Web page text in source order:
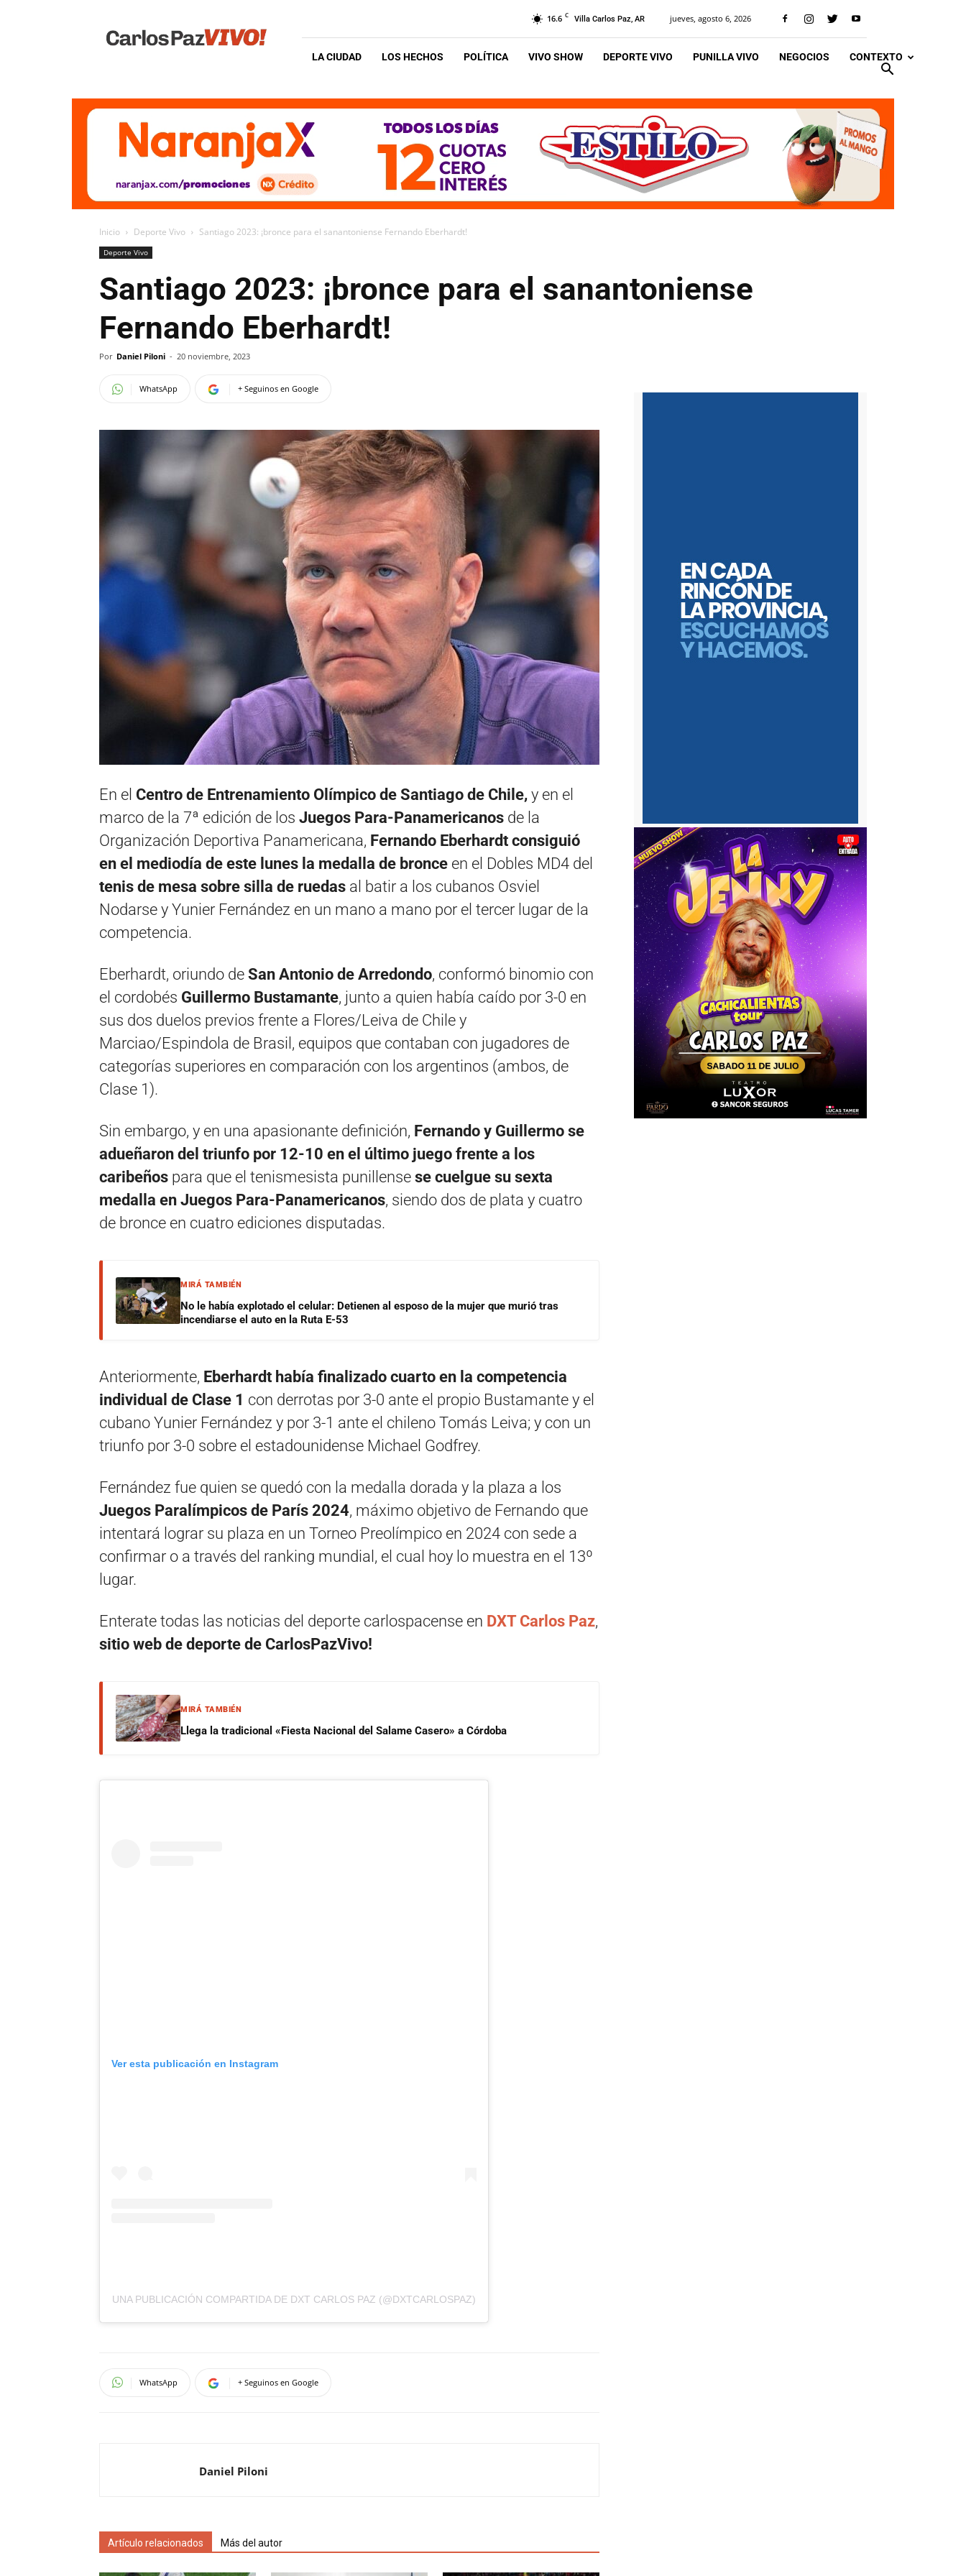
Vivo
16.6 C Villa Carlos Paz, AR jueves, agosto 6, 2026
LA CIUDAD LOS HECHOS POLÍTICA VIVO SHOW DEPORTE VIVO PUNILLA VIVO NEGOCIOS CONTEXTO
Inicio Deporte Vivo Santiago 2023: ¡bronce para el sanantoniense Fernando Eberhardt!
Deporte Vivo
Santiago 2023: ¡bronce para el sanantoniense
Fernando Eberhardt!
Por Daniel Piloni - 20 noviembre, 2023
WhatsApp + Seguinos en Google
En el Centro de Entrenamiento Olímpico de Santiago de Chile, y en el
marco de la 7ª edición de los Juegos Para-Panamericanos de la
Organización Deportiva Panamericana, Fernando Eberhardt consiguió
en el mediodía de este lunes la medalla de bronce en el Dobles MD4 del
tenis de mesa sobre silla de ruedas al batir a los cubanos Osviel
Nodarse y Yunier Fernández en un mano a mano por el tercer lugar de la
competencia.
Eberhardt, oriundo de San Antonio de Arredondo, conformó binomio con
el cordobés Guillermo Bustamante, junto a quien había caído por 3-0 en
sus dos duelos previos frente a Flores/Leiva de Chile y
Marciao/Espindola de Brasil, equipos que contaban con jugadores de
categorías superiores en comparación con los argentinos (ambos, de
Clase 1).
Sin embargo, y en una apasionante definición, Fernando y Guillermo se
adueñaron del triunfo por 12-10 en el último juego frente a los
caribeños para que el tenismesista punillense se cuelgue su sexta
medalla en Juegos Para-Panamericanos, siendo dos de plata y cuatro
de bronce en cuatro ediciones disputadas.
MIRÁ TAMBIÉN
No le había explotado el celular: Detienen al esposo de la mujer que murió tras
incendiarse el auto en la Ruta E-53
Anteriormente, Eberhardt había finalizado cuarto en la competencia
individual de Clase 1 con derrotas por 3-0 ante el propio Bustamante y el
cubano Yunier Fernández y por 3-1 ante el chileno Tomás Leiva; y con un
triunfo por 3-0 sobre el estadounidense Michael Godfrey.
Fernández fue quien se quedó con la medalla dorada y la plaza a los
Juegos Paralímpicos de París 2024, máximo objetivo de Fernando que
intentará lograr su plaza en un Torneo Preolímpico en 2024 con sede a
confirmar o a través del ranking mundial, el cual hoy lo muestra en el 13º
lugar.
Enterate todas las noticias del deporte carlospacense en DXT Carlos Paz,
sitio web de deporte de CarlosPazVivo!
MIRÁ TAMBIÉN
Llega la tradicional «Fiesta Nacional del Salame Casero» a Córdoba
Ver esta publicación en Instagram
UNA PUBLICACIÓN COMPARTIDA DE DXT CARLOS PAZ (@DXTCARLOSPAZ)
WhatsApp + Seguinos en Google
Daniel Piloni
Artículo relacionados Más del autor